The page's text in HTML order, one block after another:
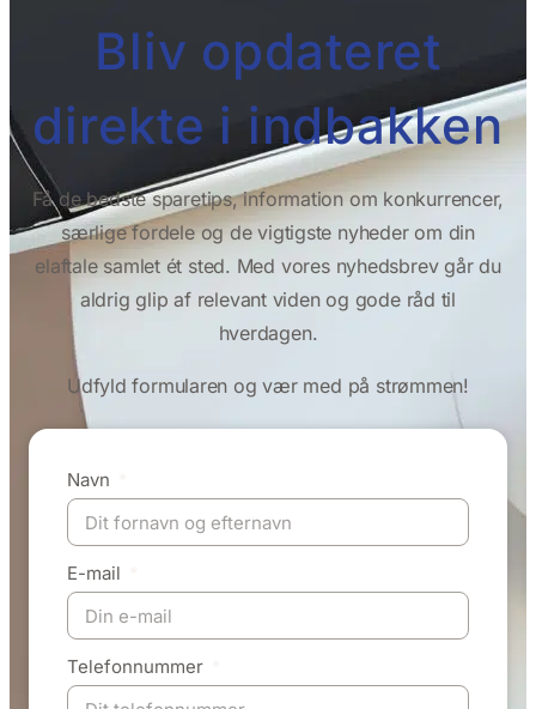
Bliv opdateret
direkte i indbakken
Få de bedste sparetips, information om konkurrencer,
særlige fordele og de vigtigste nyheder om din
elaftale samlet ét sted. Med vores nyhedsbrev går du
aldrig glip af relevant viden og gode råd til
hverdagen.
Udfyld formularen og vær med på strømmen!
Navn
E-mail
Telefonnummer